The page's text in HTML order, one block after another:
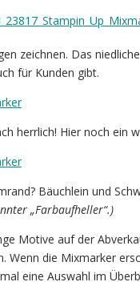
zeichnen. Das
für Kunden gibt.
herrlich! Hier noch ein
Bäuchlein und
„Farbaufheller“.)
Motive auf der
Wenn die Mixmarker
eine Auswahl im